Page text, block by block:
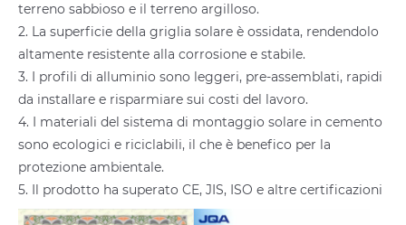
terreno sabbioso e il terreno argilloso.
2. La superficie della griglia solare è ossidata, rendendolo
altamente resistente alla corrosione e stabile.
3. I profili di alluminio sono leggeri, pre-assemblati, rapidi
da installare e risparmiare sui costi del lavoro.
4. I materiali del sistema di montaggio solare in cemento
sono ecologici e riciclabili, il che è benefico per la
protezione ambientale.
5. Il prodotto ha superato CE, JIS, ISO e altre certificazioni